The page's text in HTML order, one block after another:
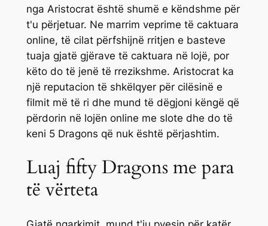
nga Aristocrat është shumë e këndshme për
t'u përjetuar. Ne marrim veprime të caktuara
online, të cilat përfshijnë rritjen e basteve
tuaja gjatë gjërave të caktuara në lojë, por
këto do të jenë të rrezikshme. Aristocrat ka
një reputacion të shkëlqyer për cilësinë e
filmit më të ri dhe mund të dëgjoni këngë që
përdorin në lojën online me slote dhe do të
keni 5 Dragons që nuk është përjashtim.
Luaj fifty Dragons me para
të vërteta